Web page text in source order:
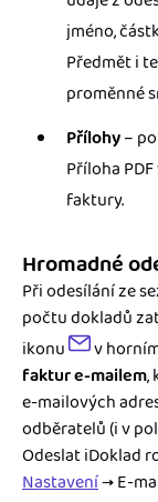
jméno,
Předmět i
proměnné
Přílohy–
Příloha
faktury.
Hromadné
Při odesílání ze
počtu dokladů
ikonu
v
faktur e-mailem,
e-mailových
odběratelů (i v
Odeslat iDoklad
Nastavení→ E-